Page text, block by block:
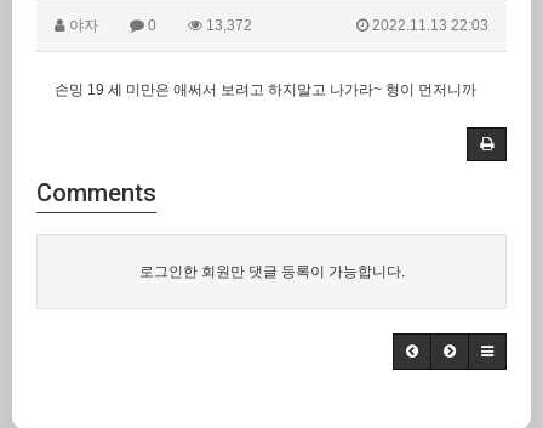
야자 0 13,372 2022.11.13 22:03
손밍 19 세 미만은 애써서 보려고 하지말고 나가라~ 형이 먼저니까
Comments
로그인한 회원만 댓글 등록이 가능합니다.